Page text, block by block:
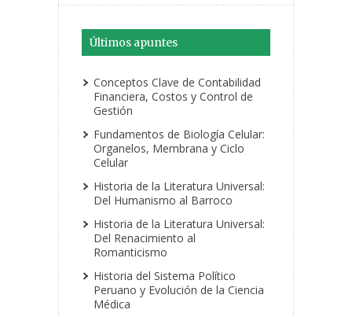
Últimos apuntes
Conceptos Clave de Contabilidad
Financiera, Costos y Control de
Gestión
Fundamentos de Biología Celular:
Organelos, Membrana y Ciclo
Celular
Historia de la Literatura Universal:
Del Humanismo al Barroco
Historia de la Literatura Universal:
Del Renacimiento al
Romanticismo
Historia del Sistema Político
Peruano y Evolución de la Ciencia
Médica